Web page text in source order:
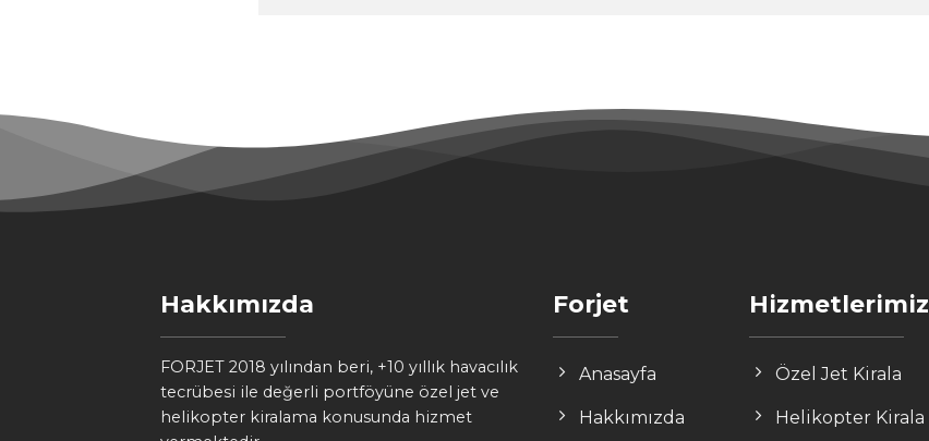
Hakkımızda
FORJET 2018 yılından beri, +10 yıllık havacılık
tecrübesi ile değerli portföyüne özel jet ve
helikopter kiralama konusunda hizmet
Forjet
Anasayfa
Hakkımızda
Hizmetlerimiz
Özel Jet Kirala
Helikopter Kirala